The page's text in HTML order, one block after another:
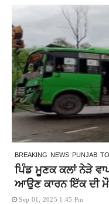
BREAKING NEWS PUNJAB
ਪਿੰਡ ਮੂਣਕ ਕਲਾਂ ਨੇੜੇ
ਆਉਣ ਕਾਰਨ ਇੱਕ ਦੀ
Sep 01, 2025 1:45 Pm